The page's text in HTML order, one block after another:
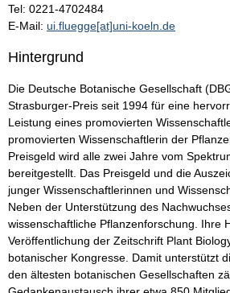
Tel: 0221-4702484
E-Mail: ui.fluegge[at]uni-koeln.de
Hintergrund
Die Deutsche Botanische Gesellschaft
Strasburger-Preis seit 1994 für eine
Leistung eines promovierten
promovierten Wissenschaftlerin der
Preisgeld wird alle zwei Jahre vom
bereitgestellt. Das Preisgeld und die
junger Wissenschaftlerinnen und
Neben der Unterstützung des
wissenschaftliche Pflanzenforschung. Ihre
Veröffentlichung der Zeitschrift Plant
botanischer Kongresse. Damit unterstützt
den ältesten botanischen Gesellschaften